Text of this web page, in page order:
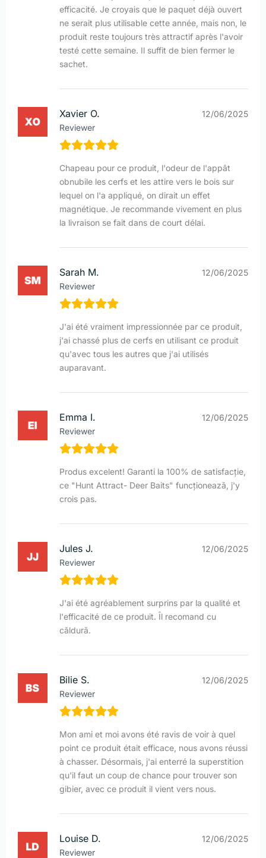
efficacité. Je croyais que le paquet déjà ouvert
ne serait plus utilisable cette année, mais non, le
produit reste toujours très attractif après l'avoir
testé cette semaine. Il suffit de bien fermer le
sachet.
Xavier O.
Reviewer
12/06/2025
Chapeau pour ce produit, l'odeur de l'appât
obnubile les cerfs et les attire vers le bois sur
lequel on l'a appliqué, on dirait un effet
magnétique. Je recommande vivement en plus
la livraison se fait dans de court délai.
Sarah M.
Reviewer
12/06/2025
J'ai été vraiment impressionnée par ce produit,
j'ai chassé plus de cerfs en utilisant ce produit
qu'avec tous les autres que j'ai utilisés
auparavant.
Emma I.
Reviewer
12/06/2025
Produs excelent! Garanti la 100% de satisfacție,
ce "Hunt Attract- Deer Baits" funcționează, j'y
crois pas.
Jules J.
Reviewer
12/06/2025
J'ai été agréablement surprins par la qualité et
l'efficacité de ce produit. Îl recomand cu
căldură.
Bilie S.
Reviewer
12/06/2025
Mon ami et moi avons été ravis de voir à quel
point ce produit était efficace, nous avons réussi
à chasser. Désormais, j'ai enterré la superstition
qu'il faut un coup de chance pour trouver son
gibier, avec ce produit il vient vers nous.
Louise D.
Reviewer
12/06/2025